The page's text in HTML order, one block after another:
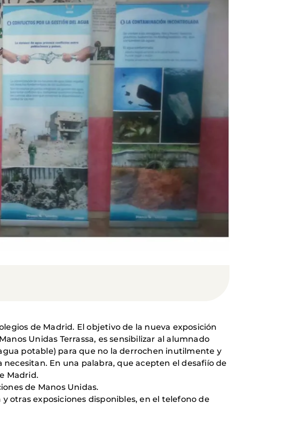
de Madrid. El objetivo de la nueva exposición
Unidas Terrassa, es sensibilizar al alumnado
potable) para que no la derrochen inutilmente y
En una palabra, que acepten el desafiío de
Madrid.
de Manos Unidas.
otras exposiciones disponibles, en el telefono de